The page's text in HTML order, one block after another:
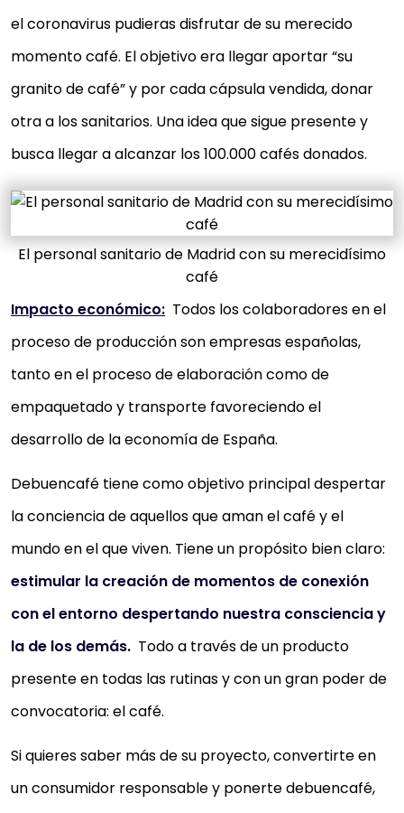
el coronavirus pudieras disfrutar de su merecido
momento café. El objetivo era llegar aportar “su
granito de café” y por cada cápsula vendida, donar
otra a los sanitarios. Una idea que sigue presente y
busca llegar a alcanzar los 100.000 cafés donados.
El personal sanitario de Madrid con su merecidísimo
café
Impacto económico: Todos los colaboradores en el
proceso de producción son empresas españolas,
tanto en el proceso de elaboración como de
empaquetado y transporte favoreciendo el
desarrollo de la economía de España.
Debuencafé tiene como objetivo principal despertar
la conciencia de aquellos que aman el café y el
mundo en el que viven. Tiene un propósito bien claro:
estimular la creación de momentos de conexión
con el entorno despertando nuestra consciencia y
la de los demás. Todo a través de un producto
presente en todas las rutinas y con un gran poder de
convocatoria: el café.
Si quieres saber más de su proyecto, convertirte en
un consumidor responsable y ponerte debuencafé,